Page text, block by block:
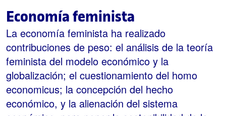
Economía feminista
La economía feminista ha realizado
contribuciones de peso: el análisis de la teoría
feminista del modelo económico y la
globalización; el cuestionamiento del homo
economicus; la concepción del hecho
económico, y la alienación del sistema